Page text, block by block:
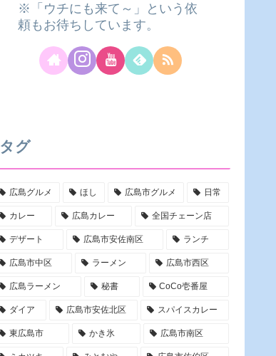
※「ウチにも来て～」という依
頼もお待ちしています。
タグ
広島グルメ ほし 広島市グルメ 日常
カレー 広島カレー 全国チェーン店
デザート 広島市安佐南区 ランチ
広島市中区 ラーメン 広島市西区
広島ラーメン 秘書 CoCo壱番屋
ダイア 広島市安佐北区 スパイスカレー
東広島市 かき氷 広島市南区